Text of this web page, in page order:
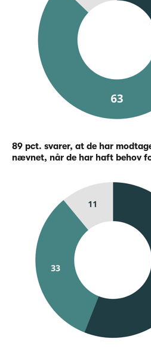
89 pct. svarer, at de har
nævnet, når de har haft behov